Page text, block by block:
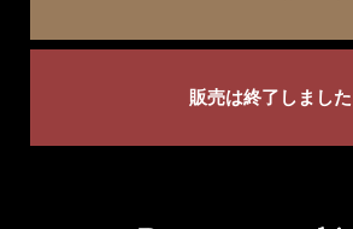
販売は終了しました